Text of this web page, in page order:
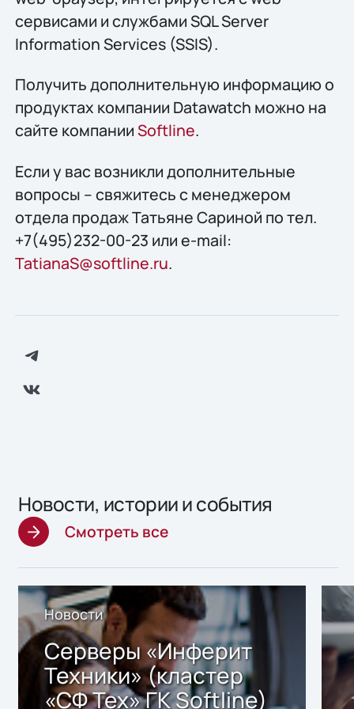
сервисами и службами SQL Server
Information Services (SSIS).
Получить дополнительную информацию о
продуктах компании Datawatch можно на
сайте компанииSoftline.
Если у вас возникли дополнительные
вопросы – свяжитесь с менеджером
отдела продаж Татьяне Сариной по тел.
+7(495)232-00-23 или e-mail:
TatianaS@softline.ru.
Новости, истории и события
Смотреть все
Новости
Серверы «Инферит
Техники» (кластер
«СФ Тех» ГК Softline)